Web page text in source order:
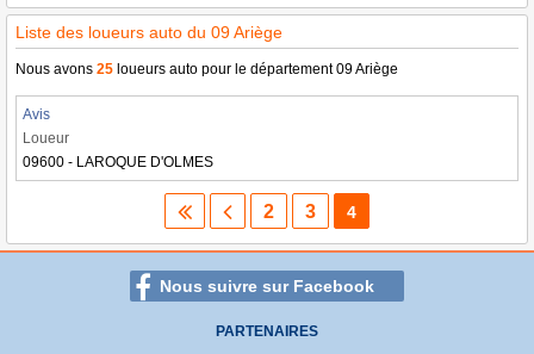
Liste des loueurs auto du 09 Ariège
Nous avons 25 loueurs auto pour le département 09 Ariège
Avis
Loueur
09600 - LAROQUE D'OLMES
2 3 4
Nous suivre sur Facebook
PARTENAIRES